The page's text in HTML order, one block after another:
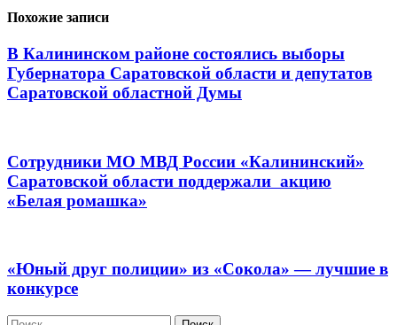
Похожие записи
В Калининском районе состоялись выборы
Губернатора Саратовской области и депутатов
Саратовской областной Думы
Сотрудники МО МВД России «Калининский»
Саратовской области поддержали акцию
«Белая ромашка»
«Юный друг полиции» из «Сокола» — лучшие в
конкурсе
Найти: